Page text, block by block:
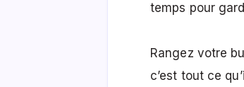
temps pour
Rangez votre
c’est tout ce